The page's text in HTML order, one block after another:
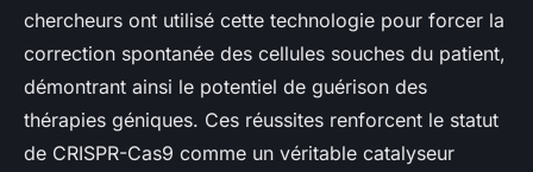
chercheurs ont utilisé cette technologie pour forcer la
correction spontanée des cellules souches du patient,
démontrant ainsi le potentiel de guérison des
thérapies géniques. Ces réussites renforcent le statut
de CRISPR-Cas9 comme un véritable catalyseur